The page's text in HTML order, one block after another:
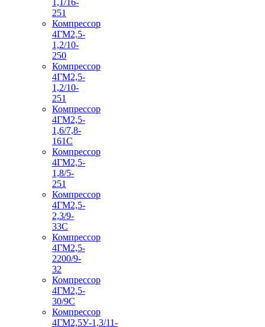
251
Компрессор
4ГМ2,5-
1,2/10-
250
Компрессор
4ГМ2,5-
1,2/10-
251
Компрессор
4ГМ2,5-
1,6/7,8-
161С
Компрессор
4ГМ2,5-
1,8/5-
251
Компрессор
4ГМ2,5-
2,3/9-
33С
Компрессор
4ГМ2,5-
2200/9-
32
Компрессор
4ГМ2,5-
30/9С
Компрессор
4ГМ2,5У-1,3/11-